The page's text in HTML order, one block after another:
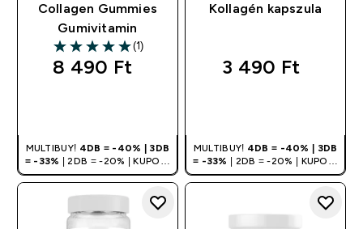
Collagen Gummies
Gumivitamin
5 out of 5 stars
(1)
8 490 Ft‎
MULTIBUY! 4DB = -40% | 3DB
= -33% | 2DB = -20% | KUPON:
DEALHU
Kollagén kapszula
3 490 Ft‎
MULTIBUY! 4DB = -40% | 3DB
= -33% | 2DB = -20% | KUPON:
DEALHU